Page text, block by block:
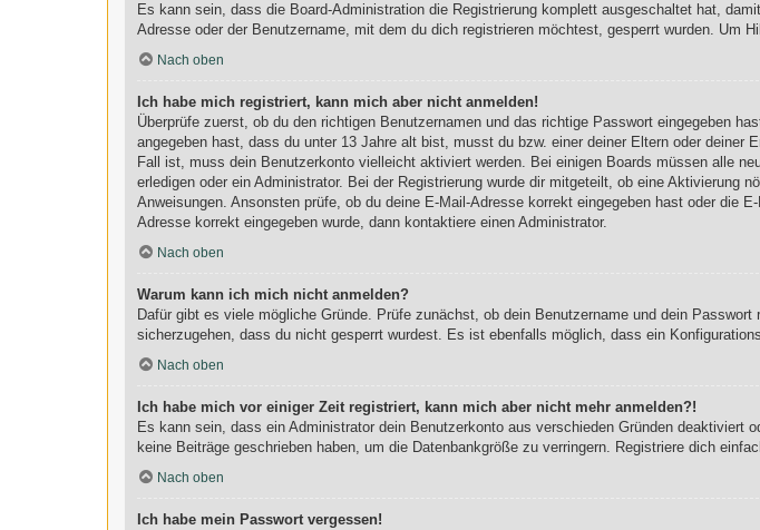
Es kann sein, dass die Board-Administration die Registrierung komplett ausgeschaltet hat,
Adresse oder der Benutzername, mit dem du dich registrieren möchtest, gesperrt wurden. Um
Nach oben
Ich habe mich registriert, kann mich aber nicht anmelden!
Überprüfe zuerst, ob du den richtigen Benutzernamen und das richtige Passwort eingegeben
angegeben hast, dass du unter 13 Jahre alt bist, musst du bzw. einer deiner Eltern oder
Fall ist, muss dein Benutzerkonto vielleicht aktiviert werden. Bei einigen Boards müssen alle
erledigen oder ein Administrator. Bei der Registrierung wurde dir mitgeteilt, ob eine Aktivierung
Anweisungen. Ansonsten prüfe, ob du deine E-Mail-Adresse korrekt eingegeben hast oder die
Adresse korrekt eingegeben wurde, dann kontaktiere einen Administrator.
Nach oben
Warum kann ich mich nicht anmelden?
Dafür gibt es viele mögliche Gründe. Prüfe zunächst, ob dein Benutzername und dein
sicherzugehen, dass du nicht gesperrt wurdest. Es ist ebenfalls möglich, dass ein
Nach oben
Ich habe mich vor einiger Zeit registriert, kann mich aber nicht mehr anmelden?!
Es kann sein, dass ein Administrator dein Benutzerkonto aus verschieden Gründen
keine Beiträge geschrieben haben, um die Datenbankgröße zu verringern. Registriere dich
Nach oben
Ich habe mein Passwort vergessen!